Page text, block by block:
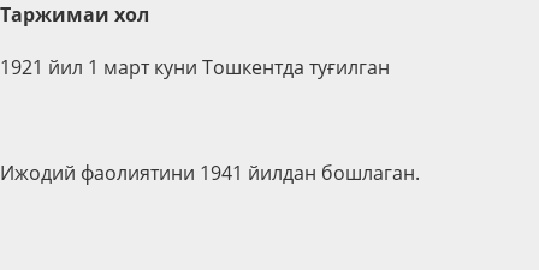
Таржимаи хол
1921 йил 1 март куни Тошкентда туғилган
Ижодий фаолиятини 1941 йилдан бошлаган.